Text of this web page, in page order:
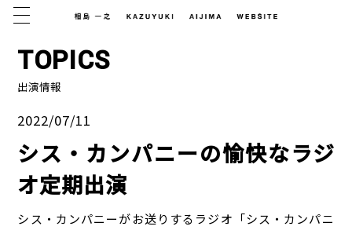
TOPICS
出演情報
2022/07/11
シス・カンパニーの愉快なラジ
オ定期出演
シス・カンパニーがお送りするラジオ「シス・カンパニ